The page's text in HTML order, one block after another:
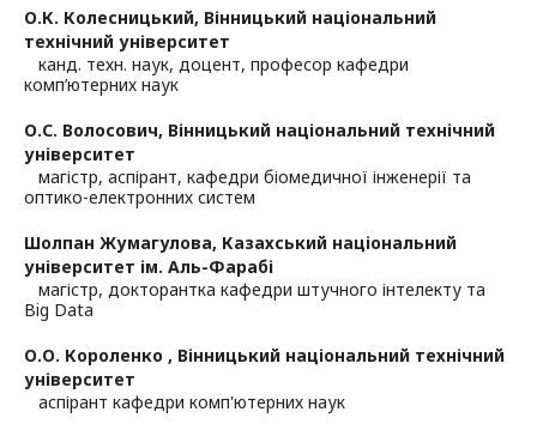
О.К. Колесницький, Вінницький національний
технічний університет
канд. техн. наук, доцент, професор кафедри
комп’ютерних наук
О.С. Волосович, Вінницький національний технічний
університет
магістр, аспірант, кафедри біомедичної інженерії та
оптико-електронних систем
Шолпан Жумагулова, Казахський національний
університет ім. Аль-Фарабі
магістр, докторантка кафедри штучного інтелекту та
Big Data
О.О. Короленко , Вінницький національний технічний
університет
аспірант кафедри комп'ютерних наук